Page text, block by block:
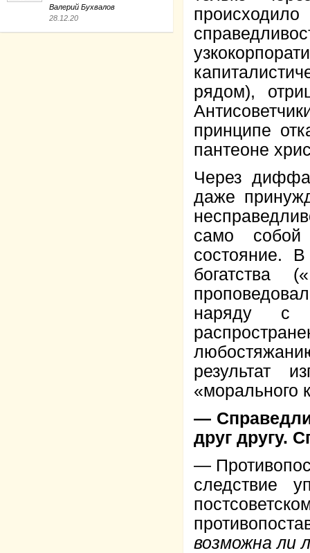
Валерий Бухвалов
28.12.20
рядом),
принципе
пантеоне
Через
даже
само собой
состояние. В
богатства
наряду с
результат
«морального
—
друг другу.
—
следствие
возможна ли